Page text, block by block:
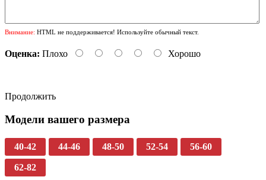
Внимание: HTML не поддерживается! Используйте обычный текст.
Оценка: Плохо Хорошо
Продолжить
Модели вашего размера
40-42 44-46 48-50 52-54 56-60
62-82